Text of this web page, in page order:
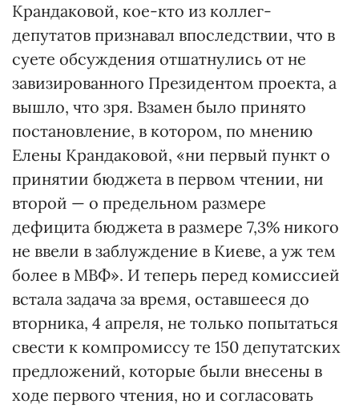
Крандаковой, кое-кто из коллег-
депутатов признавал впоследствии, что в
суете обсуждения отшатнулись от не
завизированного Президентом проекта, а
вышло, что зря. Взамен было принято
постановление, в котором, по мнению
Елены Крандаковой, «ни первый пункт о
принятии бюджета в первом чтении, ни
второй — о предельном размере
дефицита бюджета в размере 7,3% никого
не ввели в заблуждение в Киеве, а уж тем
более в МВФ». И теперь перед комиссией
встала задача за время, оставшееся до
вторника, 4 апреля, не только попытаться
свести к компромиссу те 150 депутатских
предложений, которые были внесены в
ходе первого чтения, но и согласовать